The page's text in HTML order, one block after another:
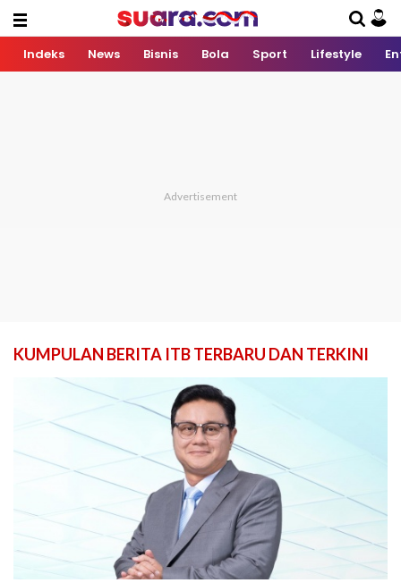
Indeks News Bisnis Bola Sport Lifestyle
KUMPULAN BERITA ITB TERBARU DAN TERKINI